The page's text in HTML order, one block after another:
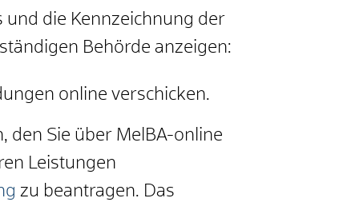
und die Kennzeichnung der
Behörde anzeigen:
online verschicken.
den Sie über MelBA-online
Leistungen
zu beantragen. Das